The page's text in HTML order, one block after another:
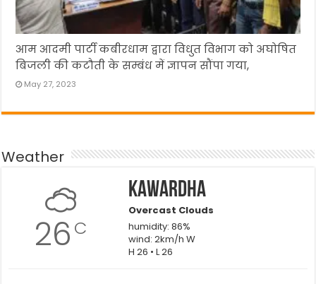
आम आदमी पार्टी कबीरधाम द्वारा विधुत विभाग को अघोषित
बिजली की कटौती के सम्बंध में ज्ञापन सौंपा गया,
May 27, 2023
Weather
26 C
Kawardha
Overcast Clouds
humidity: 86%
wind: 2km/h W
H 26 • L 26